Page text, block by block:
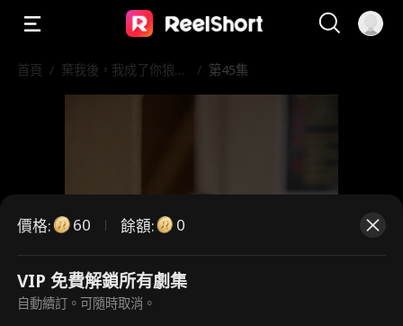
首頁 / 棄我後，我成了你狼王
/ 第45集
這是付費劇集。請解鎖後觀看。
價格: 60 餘額: 0
VIP 免費解鎖所有劇集
自動續訂。可隨時取消。